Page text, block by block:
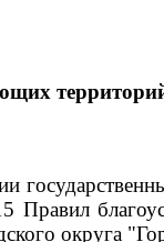
Правил
округа